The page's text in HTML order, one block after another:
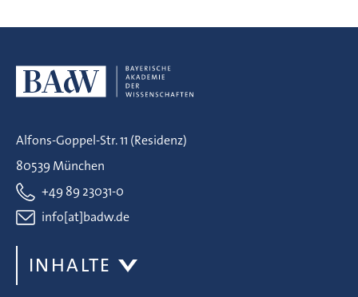
Alfons-Goppel-Str. 11 (Residenz)
80539 München
+49 89 23031-0
info[at]badw.de
INHALTE